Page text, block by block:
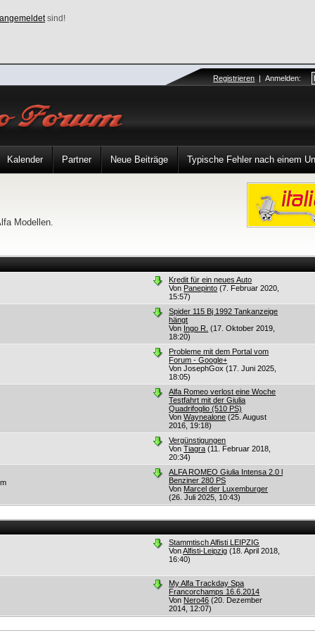
angemeldetsind!
Registrieren |Anmelden:
Kalender Partner Neue Beiträge Typische Fehler nach einem
Modellen.
Kredit für ein neues Auto
Von Panepinto (7. Februar 2020,
15:57)
Spider 115 Bj 1992 Tankanzeige
hängt
Von Ingo R. (17. Oktober 2019,
18:20)
Probleme mit dem Portal vom
Forum - Google+
Von JosephGox(17. Juni 2025,
18:05)
Alfa Romeo verlost eine Woche
Testfahrt mit der Giulia
Quadrifoglio (510 PS)
VonWaynealone (25. August
2016, 19:18)
Vergünstigungen
VonTiagra (11. Februar 2018,
20:34)
ALFA ROMEO Giulia Intensa 2.0 l
Benziner 280 PS
Von Marcel der Luxemburger
(26. Juli 2025, 10:43)
Stammtisch Alfisti LEIPZIG
VonAlfisti-Leipzig (18. April 2018,
16:40)
My Alfa Trackday Spa
Francorchamps 16.6.2014
Von Nero46 (20. Dezember
2014, 12:07)